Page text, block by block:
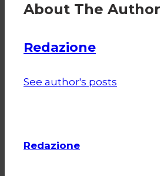
About The Author
Redazione
See author's posts
Redazione